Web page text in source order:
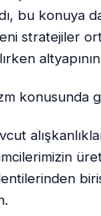
bu konuya
stratejiler
konusunda